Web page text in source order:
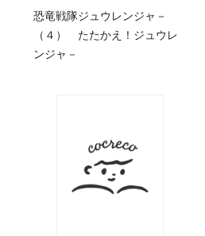
恐竜戦隊ジュウレンジャ－
（４） たたかえ！ジュウレ
ンジャ－